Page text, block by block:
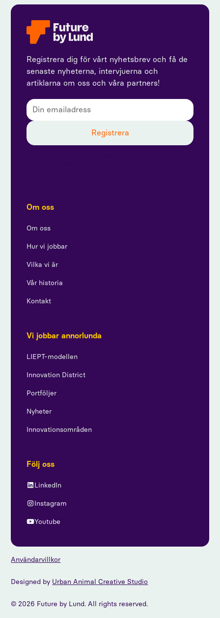
Registrera dig för vårt nyhetsbrev och få de
senaste nyheterna, intervjuerna och
artiklarna om oss och våra partners!
Om oss
Om oss
Hur vi jobbar
Vilka vi är
Vår historia
Kontakt
Vi jobbar annorlunda
LIEPT-modellen
Innovation District
Portföljer
Nyheter
Innovationsområden
Följ oss
LinkedIn
Instagram
Youtube
© 2026 Future by Lund. All rights reserved.
Designed by Urban Animal Creative Studio
Användarvillkor